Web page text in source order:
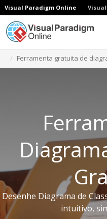
Visual Paradigm Online
Ferramenta gratuita de
Desenhe Diagrama de
intuitivo,